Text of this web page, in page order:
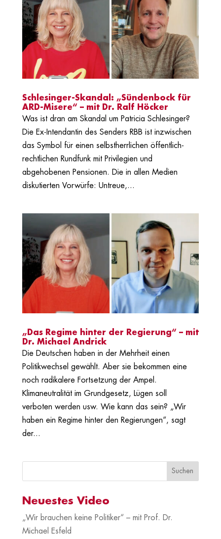
Schlesinger-Skandal: „Sündenbock für
ARD-Misere“ – mit Dr. Ralf Höcker
Was ist dran am Skandal um Patricia Schlesinger?
Die Ex-Intendantin des Senders RBB ist inzwischen
das Symbol für einen selbstherrlichen öffentlich-
rechtlichen Rundfunk mit Privilegien und
abgehobenen Pensionen. Die in allen Medien
diskutierten Vorwürfe: Untreue,...
„Das Regime hinter der Regierung“ – mit
Dr. Michael Andrick
Die Deutschen haben in der Mehrheit einen
Politikwechsel gewählt. Aber sie bekommen eine
noch radikalere Fortsetzung der Ampel.
Klimaneutralität im Grundgesetz, Lügen soll
verboten werden usw. Wie kann das sein? „Wir
haben ein Regime hinter den Regierungen“, sagt
der...
Neuestes Video
„Wir brauchen keine Politiker“ – mit Prof. Dr.
Michael Esfeld